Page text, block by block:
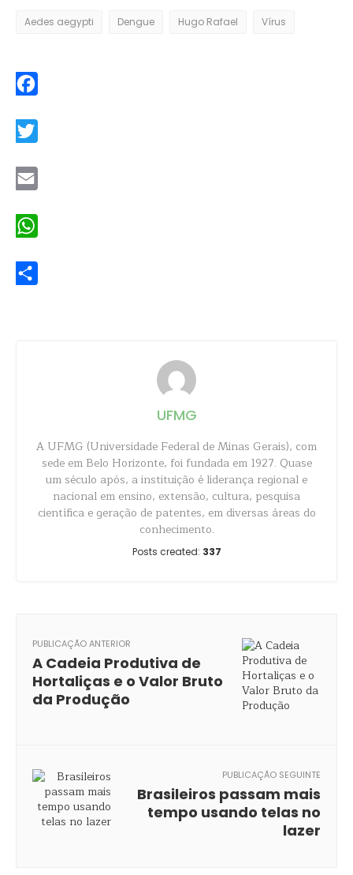
Aedes aegypti Dengue Hugo Rafael Vírus
UFMG
A UFMG (Universidade Federal de Minas Gerais), com
sede em Belo Horizonte, foi fundada em 1927. Quase
um século após, a instituição é liderança regional e
nacional em ensino, extensão, cultura, pesquisa
científica e geração de patentes, em diversas áreas do
conhecimento.
Posts created: 337
PUBLICAÇÃO ANTERIOR
A Cadeia Produtiva de
Hortaliças e o Valor Bruto
da Produção
PUBLICAÇÃO SEGUINTE
Brasileiros passam mais
tempo usando telas no
lazer